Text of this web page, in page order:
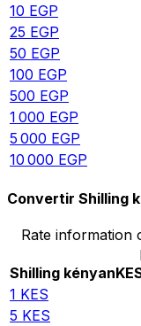
10 EGP
25 EGP
50 EGP
100 EGP
500 EGP
1 000 EGP
5 000 EGP
10 000 EGP
Convertir Shilling
Rate information
Shilling kényan
1 KES
5 KES